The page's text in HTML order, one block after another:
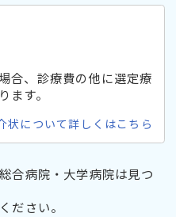
合、診療費の他に選定療
す。
状について詳しくはこちら
合病院・大学病院は見つ
ださい。